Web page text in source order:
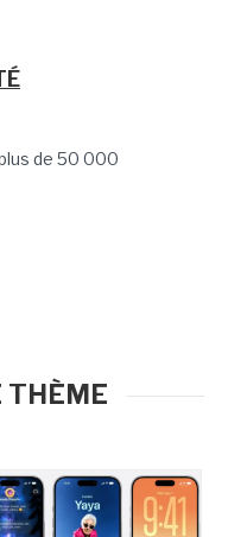
de 50 000
THÈME